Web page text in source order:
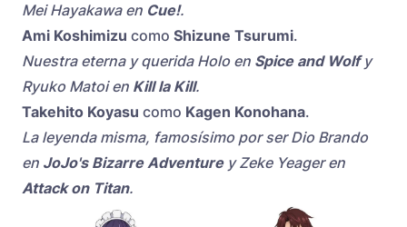
Mei Hayakawa en Cue!.
Ami Koshimizu como Shizune Tsurumi.
Nuestra eterna y querida Holo en Spice and Wolfy
Ryuko Matoi en Kill la Kill.
Takehito Koyasu como Kagen Konohana.
La leyenda misma, famosísimo por ser Dio Brando
en JoJo's Bizarre Adventurey Zeke Yeager en
Attack on Titan.